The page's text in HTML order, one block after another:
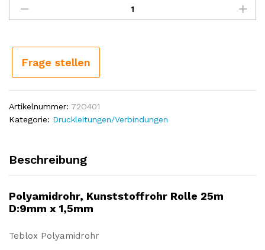
Polyamidrohr,
Kunststoffrohr
25m
D:9mm
Frage stellen
Artikelnummer: 72O401
Kategorie: Druckleitungen/Verbindungen
Beschreibung
Polyamidrohr, Kunststoffrohr Rolle 25m
D:9mm x 1,5mm
Teblox Polyamidrohr